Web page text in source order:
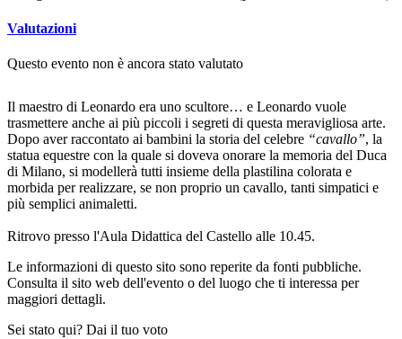
Valutazioni
Questo evento non è ancora stato valutato
Il maestro di Leonardo era uno scultore… e Leonardo vuole
trasmettere anche ai più piccoli i segreti di questa meravigliosa arte.
Dopo aver raccontato ai bambini la storia del celebre “cavallo”, la
statua equestre con la quale si doveva onorare la memoria del Duca
di Milano, si modellerà tutti insieme della plastilina colorata e
morbida per realizzare, se non proprio un cavallo, tanti simpatici e
più semplici animaletti.
Ritrovo presso l'Aula Didattica del Castello alle 10.45.
Le informazioni di questo sito sono reperite da fonti pubbliche.
Consulta il sito web dell'evento o del luogo che ti interessa per
maggiori dettagli.
Sei stato qui? Dai il tuo voto